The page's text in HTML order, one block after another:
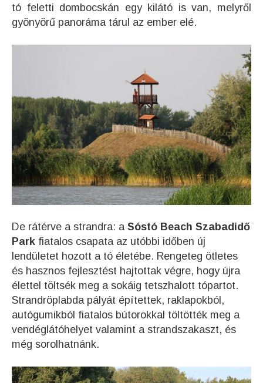
tó feletti dombocskán egy kilátó is van, melyről
gyönyörű panoráma tárul az ember elé.
De rátérve a strandra: a Sóstó Beach Szabadidő
Park fiatalos csapata az utóbbi időben új
lendületet hozott a tó életébe. Rengeteg ötletes
és hasznos fejlesztést hajtottak végre, hogy újra
élettel töltsék meg a sokáig tetszhalott tópartot.
Strandröplabda pályát építettek, raklapokból,
autógumikból fiatalos bútorokkal töltötték meg a
vendéglátóhelyet valamint a strandszakaszt, és
még sorolhatnánk.